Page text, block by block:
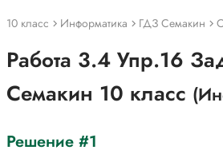
10 класс Информатика ГДЗ Семакин
Работа 3.4 Упр.16
Семакин 10 класс
Решение #1